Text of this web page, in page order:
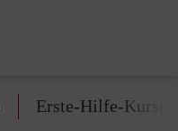
Erste-Hilfe-Kurse